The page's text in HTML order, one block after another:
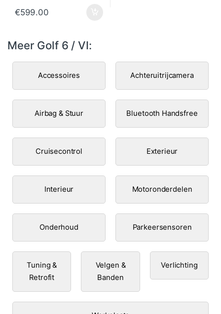
€599.00
Meer Golf 6 / VI:
Accessoires Achteruitrijcamera
Airbag & Stuur Bluetooth Handsfree
Cruisecontrol Exterieur
Interieur Motoronderdelen
Onderhoud Parkeersensoren
Tuning &
Retrofit
Velgen &
Banden
Verlichting